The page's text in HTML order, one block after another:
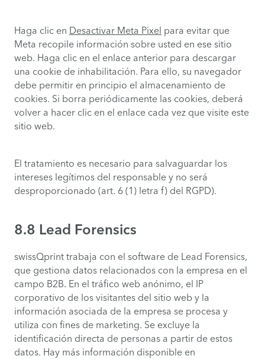
Haga clic en Desactivar Meta Pixel para evitar que
Meta recopile información sobre usted en ese sitio
web. Haga clic en el enlace anterior para descargar
una cookie de inhabilitación. Para ello, su navegador
debe permitir en principio el almacenamiento de
cookies. Si borra periódicamente las cookies, deberá
volver a hacer clic en el enlace cada vez que visite este
sitio web.
El tratamiento es necesario para salvaguardar los
intereses legítimos del responsable y no será
desproporcionado (art. 6 (1) letra f) del RGPD).
8.8 Lead Forensics
swissQprint trabaja con el software de Lead Forensics,
que gestiona datos relacionados con la empresa en el
campo B2B. En el tráfico web anónimo, el IP
corporativo de los visitantes del sitio web y la
información asociada de la empresa se procesa y
utiliza con fines de marketing. Se excluye la
identificación directa de personas a partir de estos
datos. Hay más información disponible en